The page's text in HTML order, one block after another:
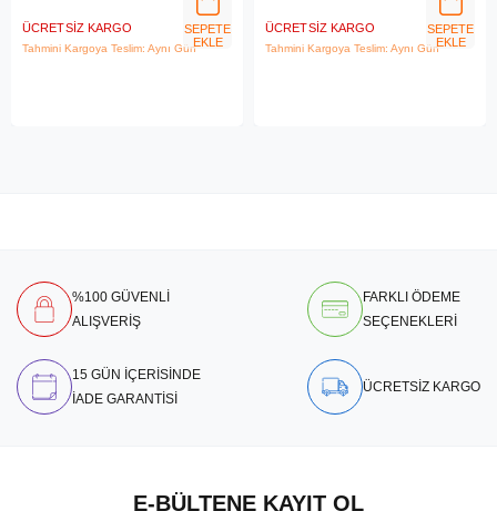
ÜCRETSIZ KARGO
Tahmini Kargoya Teslim: Aynı Gün
SEPETE
EKLE
ÜCRETSIZ KARGO
Tahmini Kargoya Teslim: Aynı Gün
SEPETE
EKLE
%100 GÜVENLİ
ALIŞVERİŞ
FARKLI ÖDEME
SEÇENEKLERİ
15 GÜN İÇERİSİNDE
İADE GARANTİSİ
ÜCRETSİZ KARGO
E-BÜLTENE KAYIT OL